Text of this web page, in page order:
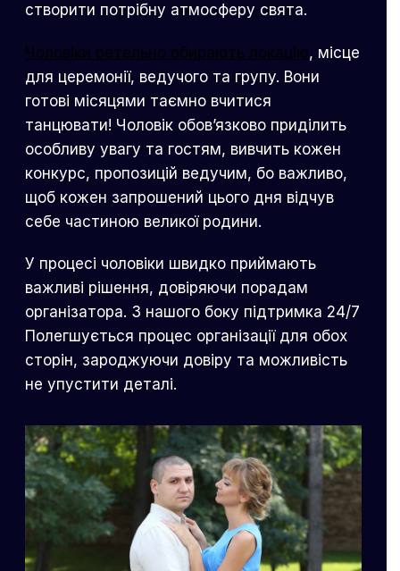
створити потрібну атмосферу свята.
Чоловіки ретельно обирають локацію, місце
для церемонії, ведучого та групу. Вони
готові місяцями таємно вчитися
танцювати! Чоловік обов’язково приділить
особливу увагу та гостям, вивчить кожен
конкурс, пропозицій ведучим, бо важливо,
щоб кожен запрошений цього дня відчув
себе частиною великої родини.
У процесі чоловіки швидко приймають
важливі рішення, довіряючи порадам
організатора. З нашого боку підтримка 24/7
Полегшується процес організації для обох
сторін, зароджуючи довіру та можливість
не упустити деталі.